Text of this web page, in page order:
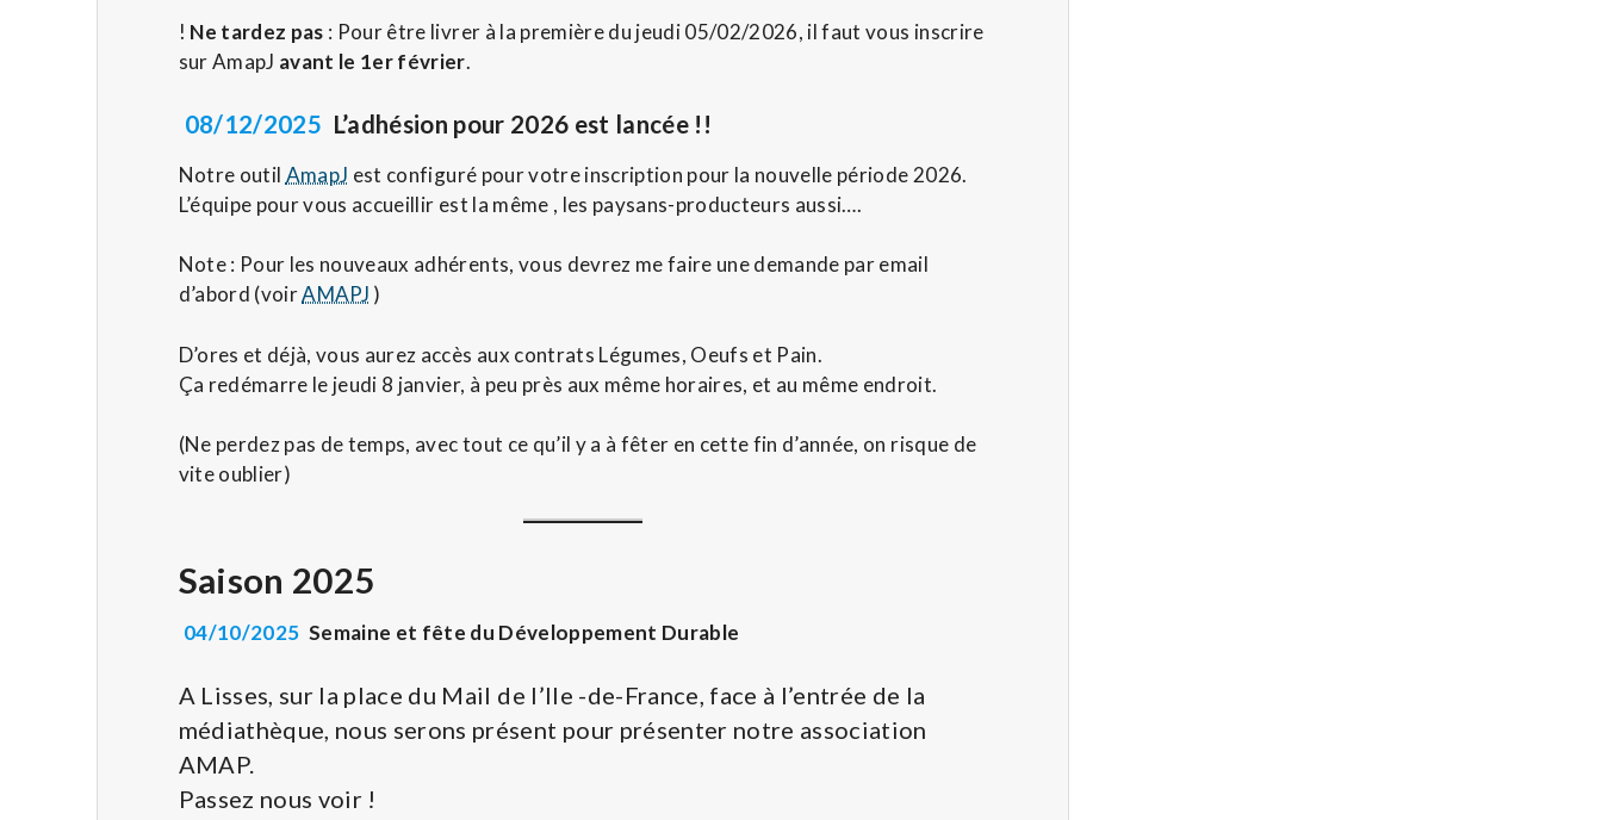
! Ne tardez pas : Pour être livrer à la première du jeudi 05/02/2026, il faut vous inscrire
sur AmapJ avant le 1er février.
08/12/2025 L’adhésion pour 2026 est lancée !!
Notre outil AmapJ est configuré pour votre inscription pour la nouvelle période 2026.
L’équipe pour vous accueillir est la même , les paysans-producteurs aussi….
Note : Pour les nouveaux adhérents, vous devrez me faire une demande par email
d’abord (voirAMAPJ )
D’ores et déjà, vous aurez accès aux contrats Légumes, Oeufs et Pain.
Ça redémarre le jeudi 8 janvier, à peu près aux même horaires, et au même endroit.
(Ne perdez pas de temps, avec tout ce qu’il y a à fêter en cette fin d’année, on risque de
vite oublier)
Saison 2025
04/10/2025 Semaine et fête du Développement Durable
A Lisses, sur la place du Mail de l’Ile -de-France, face à l’entrée de la
médiathèque, nous serons présent pour présenter notre association
AMAP.
Passez nous voir !